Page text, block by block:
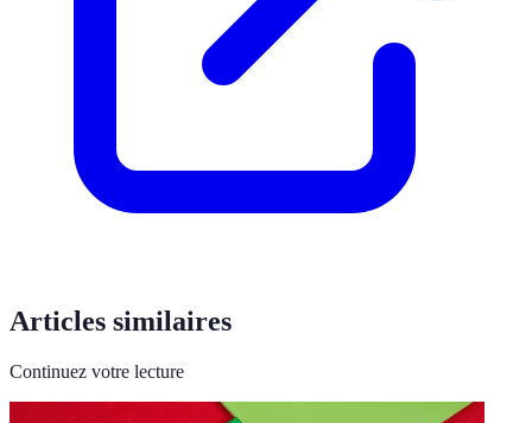
Articles similaires
Continuez votre lecture